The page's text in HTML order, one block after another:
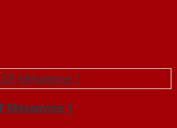
Melamine 1